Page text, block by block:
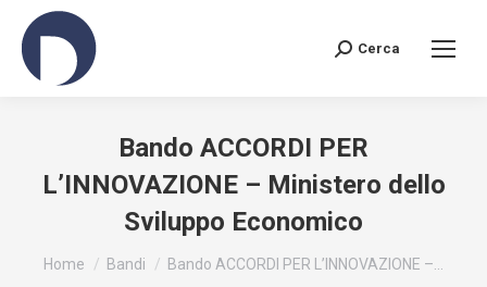
Search:
Cerca
Bando ACCORDI PER
L’INNOVAZIONE – Ministero dello
Sviluppo Economico
You are here:
Home Bandi Bando ACCORDI PER L’INNOVAZIONE –…